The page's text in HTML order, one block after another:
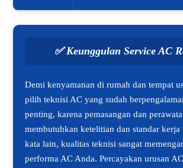
✅Keunggulan Service AC
Demi kenyamanan di rumah dan tempat
pilih teknisi AC yang sudah
penting, karena pemasangan dan
membutuhkan ketelitian dan standar
kata lain, kualitas teknisi sangat
performa AC Anda. Percayakan urusan